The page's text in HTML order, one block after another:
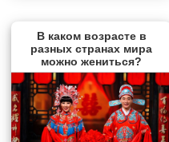
В каком возрасте в
разных странах мира
можно жениться?